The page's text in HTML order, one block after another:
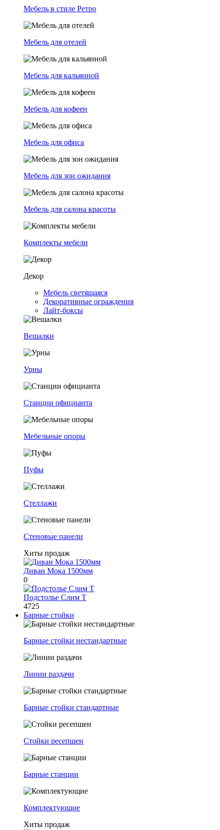
Мебель в стиле Ретро
Мебель для отелей
Мебель для кальянной
Мебель для кофеен
Мебель для офиса
Мебель для зон ожидания
Мебель для салона красоты
Комплекты мебели
Декор
Мебель светящаяся
Декоративные ограждения
Лайт-боксы
Вешалки
Урны
Станции официанта
Мебельные опоры
Пуфы
Стеллажи
Стеновые панели
Хиты продаж
Диван Мока 1500мм
0
Подстолье Слим Т
4725
Барные стойки
Барные стойки нестандартные
Линии раздачи
Барные стойки стандартные
Стойки ресепшен
Барные станции
Комплектующие
Хиты продаж